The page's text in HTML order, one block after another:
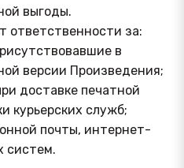
выгоды.
ответственности за:
в
версии Произведения;
доставке печатной
курьерских служб;
почты, интернет-
систем.